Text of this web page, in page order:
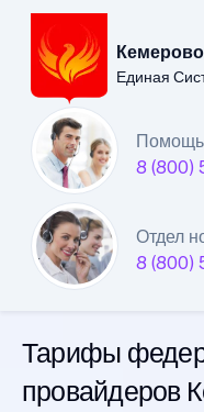
Кемерово
Единая
Помощь
8 (800)
Отдел
8 (800)
Единой
Тарифы
провайдеров